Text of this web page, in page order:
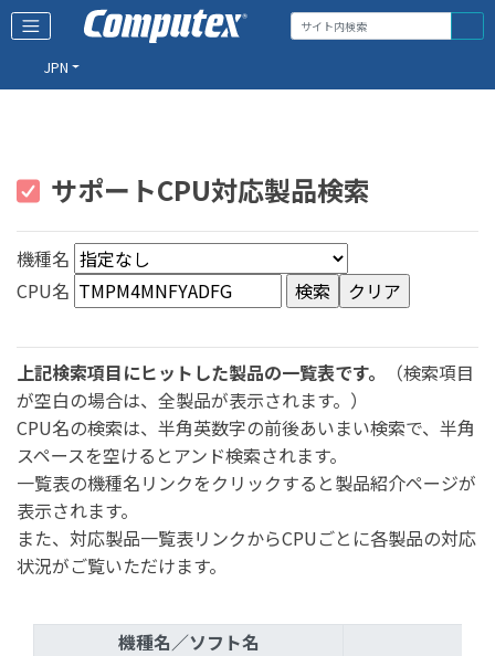
JPN
サポートCPU対応製品検索
機種名
CPU名
上記検索項目にヒットした製品の一覧表です。
（検索項目
が空白の場合は、全製品が表示されます。）
CPU名の検索は、半角英数字の前後あいまい検索で、半角
スペースを空けるとアンド検索されます。
一覧表の機種名リンクをクリックすると製品紹介ページが
表示されます。
また、対応製品一覧表リンクからCPUごとに各製品の対応
状況がご覧いただけます。
機種名／ソフト名